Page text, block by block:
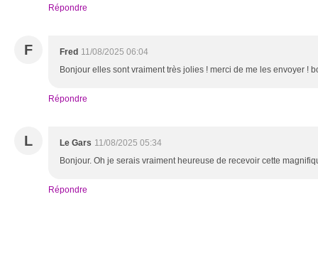
Répondre
F Fred 11/08/2025 06:04
Bonjour elles sont vraiment très jolies ! merci de me les envoyer !
Répondre
L Le Gars 11/08/2025 05:34
Bonjour. Oh je serais vraiment heureuse de recevoir cette
Répondre